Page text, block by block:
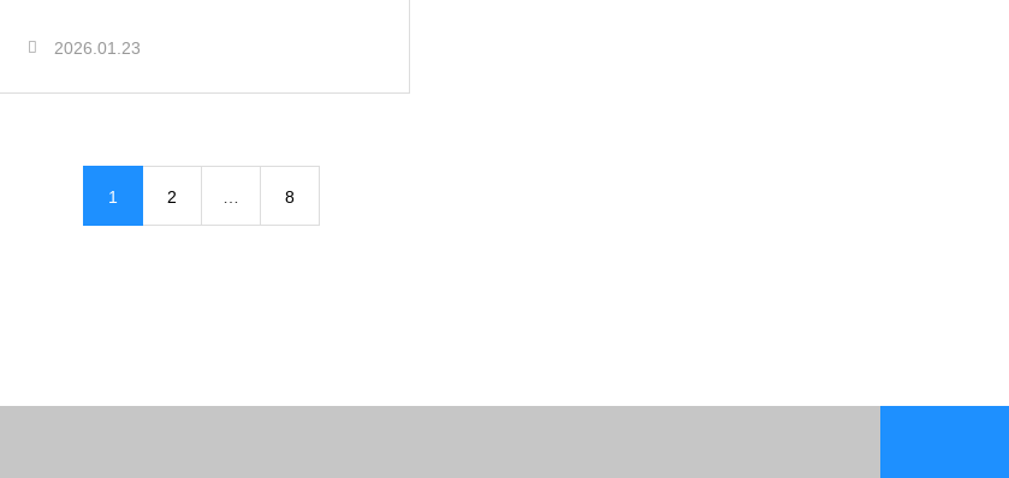
2026.01.23
1 2 8